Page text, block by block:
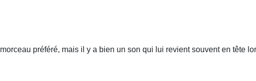
préféré, mais il y a bien un son qui lui revient souvent en tête